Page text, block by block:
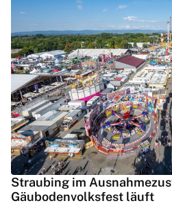
Straubing im
Gäubodenvolksfest läuft